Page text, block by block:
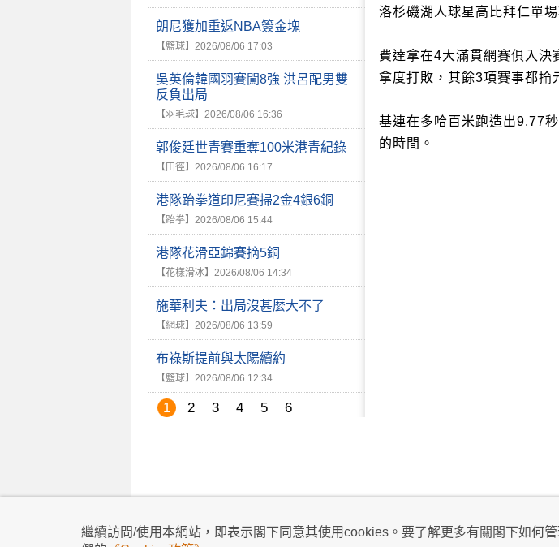
朗尼獲加重返NBA簽金塊
【籃球】 2026/08/06 17:03
吳英倫韓國羽賽闖8強 洪呂配男雙
反負出局
【羽毛球】 2026/08/06 16:36
郭俊廷世青賽重奪100米港青紀錄
【田徑】 2026/08/06 16:17
港隊跆拳道印尼賽掃2金4銀6銅
【跆拳】 2026/08/06 15:44
港隊花滑亞錦賽摘5銅
【花樣滑冰】 2026/08/06 14:34
施華利夫：出局沒甚麼大不了
【網球】 2026/08/06 13:59
布祿斯提前與太陽續約
【籃球】 2026/08/06 12:34
1 2 3 4 5 6
洛杉磯湖人球星高比拜仁單
費達拿在4大滿貫網賽俱入決
拿度打敗，其餘3項賽事都掄
基連在多哈百米跑造出9.77
的時間。
繼續訪問/使用本網站，即表示閣下同意其使用cookies。要了解更多有關閣下如何
私隱政策 | 使用條款 免責及著作權聲明